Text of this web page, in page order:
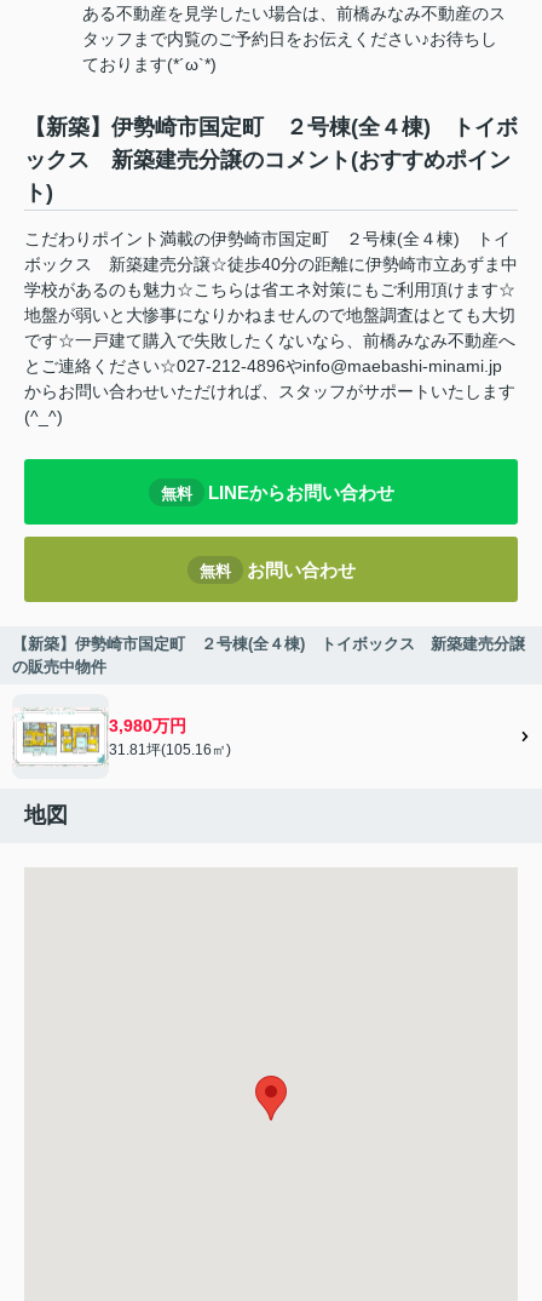
ある不動産を見学したい場合は、前橋みなみ不動産のス
タッフまで内覧のご予約日をお伝えください♪お待ちし
ております(*´ω`*)
【新築】伊勢崎市国定町 ２号棟(全４棟) トイボ
ックス 新築建売分譲のコメント(おすすめポイン
ト)
こだわりポイント満載の伊勢崎市国定町 ２号棟(全４棟) トイ
ボックス 新築建売分譲☆徒歩40分の距離に伊勢崎市立あずま中
学校があるのも魅力☆こちらは省エネ対策にもご利用頂けます☆
地盤が弱いと大惨事になりかねませんので地盤調査はとても大切
です☆一戸建て購入で失敗したくないなら、前橋みなみ不動産へ
とご連絡ください☆027-212-4896やinfo@maebashi-minami.jp
からお問い合わせいただければ、スタッフがサポートいたします
(^_^)
無料 LINEからお問い合わせ
無料 お問い合わせ
【新築】伊勢崎市国定町 ２号棟(全４棟) トイボックス 新築建売分譲
の販売中物件
3,980万円
31.81坪(105.16㎡)
地図